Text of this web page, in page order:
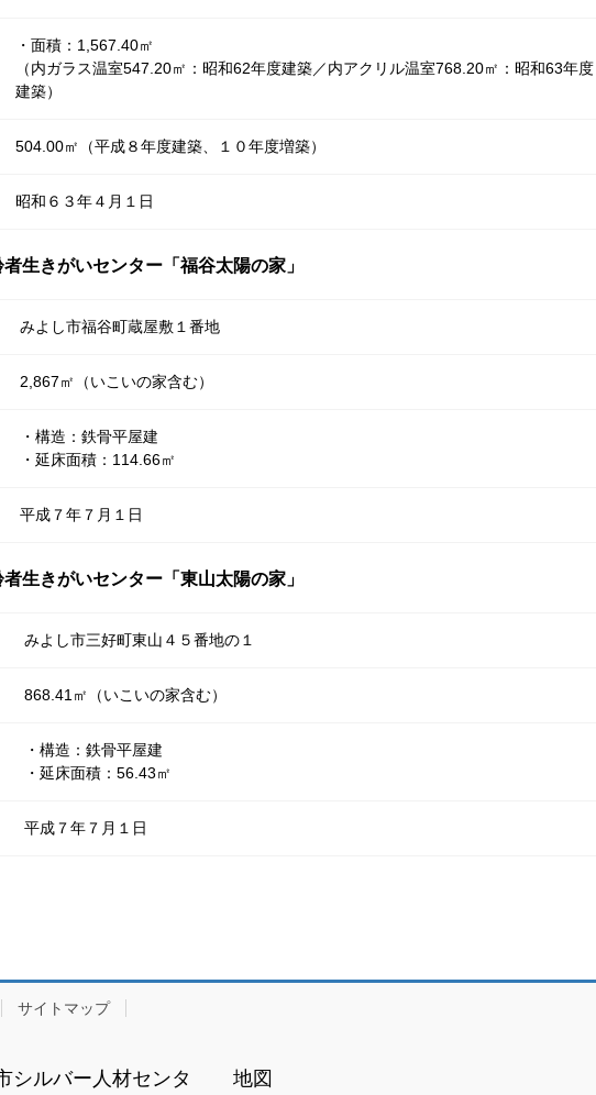
・面積：1,567.40㎡
（内ガラス温室547.20㎡：昭和62年度建築／内アクリル温室768.20㎡：昭和63年度
建築）
504.00㎡（平成８年度建築、１０年度増築）
昭和６３年４月１日
生きがいセンター「福谷太陽の家」
みよし市福谷町蔵屋敷１番地
2,867㎡（いこいの家含む）
・構造：鉄骨平屋建
・延床面積：114.66㎡
平成７年７月１日
生きがいセンター「東山太陽の家」
みよし市三好町東山４５番地の１
868.41㎡（いこいの家含む）
・構造：鉄骨平屋建
・延床面積：56.43㎡
平成７年７月１日
サイトマップ
シルバー人材センタ
地図